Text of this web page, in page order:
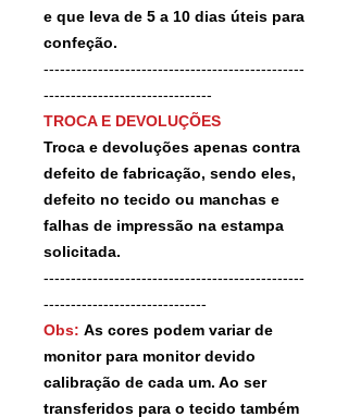
e que leva de 5 a 10 dias úteis para
confeção.
------------------------------------------------
-------------------------------
TROCA E DEVOLUÇÕES
Troca e devoluções apenas contra
defeito de fabricação, sendo eles,
defeito no tecido ou manchas e
falhas de impressão na estampa
solicitada.
------------------------------------------------
------------------------------
Obs: As cores podem variar de
monitor para monitor devido
calibração de cada um. Ao ser
transferidos para o tecido também